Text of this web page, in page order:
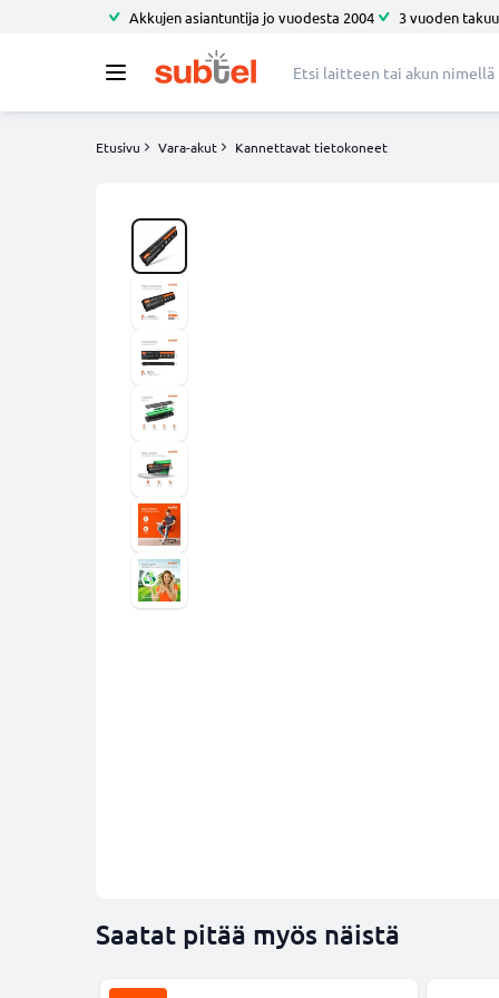
Akkujen asiantuntija jo vuodesta 2004 3 vuoden takuu
Etusivu Vara-akut Kannettavat tietokoneet
Saatat pitää myös näistä